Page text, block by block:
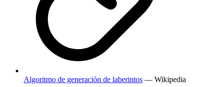
Algoritmo de generación de laberintos — Wikipedia